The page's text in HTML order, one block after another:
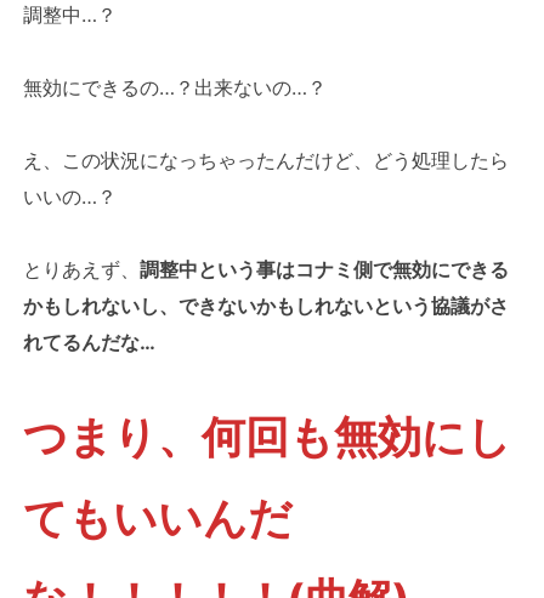
調整中…？
無効にできるの…？出来ないの…？
え、この状況になっちゃったんだけど、どう処理したら
いいの…？
とりあえず、 調整中という事はコナミ側で無効にできる
かもしれないし、できないかもしれないという協議がさ
れてるんだな…
つまり、何回も無効にし
てもいいんだ